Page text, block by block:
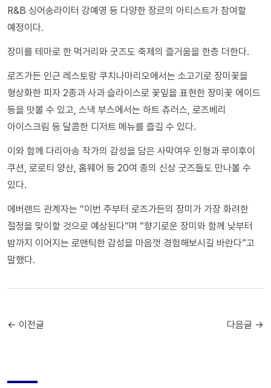
R&B 싱어송라이터 강예영 등 다양한 장르의 아티스트가 참여할
예정이다.
장미를 테마로 한 먹거리와 굿즈도 축제의 즐거움을 한층 더한다.
로즈가든 인근 레스토랑 쿠치나마리오에서는 소고기로 장미꽃을
형상화한 피자 2종과 사과 슬라이스로 꽃잎을 표현한 장미꽃 에이드
등을 맛볼 수 있고, 스낵 부스에서는 하트 츄러스, 로즈베리
아이스크림 등 달콤한 디저트 메뉴를 즐길 수 있다.
이와 함께 다리아송 작가의 감성을 담은 사막여우 인형과 루이후이
쿠션, 로로티 양산, 홈웨어 등 20여 종의 신상 굿즈들도 만나볼 수
있다.
에버랜드 관계자는 “이번 주부터 로즈가든의 장미가 가장 화려한
절정을 맞이할 것으로 예상된다”며 “향기로운 장미와 함께 낮부터
밤까지 이어지는 로맨틱한 감성을 마음껏 경험해보시길 바란다”고
말했다.
← 이전글 다음글 →